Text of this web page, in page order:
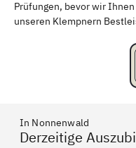
Prüfungen, bevor wir
unseren Klempnern
In Nonnenwald
Derzeitige